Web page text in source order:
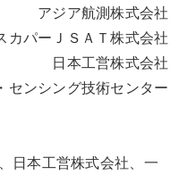
アジア航測株式会社
カパーＪＳＡＴ株式会社
日本工営株式会社
センシング技術センター
日本工営株式会社、一